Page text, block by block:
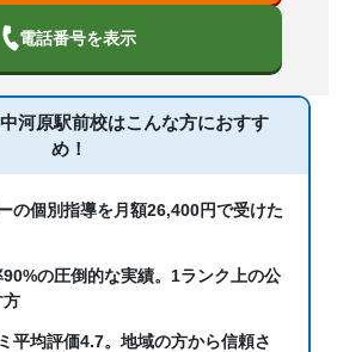
電話番号を表示
河原駅前校はこんな方におすす
め！
の個別指導を月額26,400円で受けた
の圧倒的な実績。1ランク上の公
方
平均評価4.7。地域の方から信頼さ